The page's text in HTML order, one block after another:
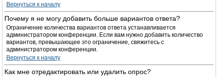
Вернуться к началу
Почему я не могу добавить больше вариантов ответа?
Ограничение количества вариантов ответа устанавливается
администратором конференции. Если вам нужно добавить количество
вариантов, превышающее это ограничение, свяжитесь с
администратором конференции.
Вернуться к началу
Как мне отредактировать или удалить опрос?